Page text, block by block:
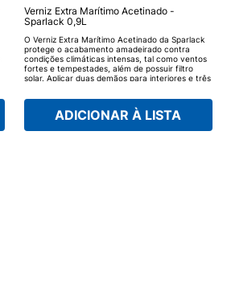
Verniz Extra Marítimo Acetinado -
Sparlack 0,9L
O Verniz Extra Marítimo Acetinado da Sparlack
protege o acabamento amadeirado contra
condições climáticas intensas, tal como ventos
fortes e tempestades, além de possuir filtro
solar. Aplicar duas demãos para interiores e três
secagem de oito a 12 horas. A primeira demão
deve ser aplicada com pincel ou trincha.
ADICIONAR À LISTA